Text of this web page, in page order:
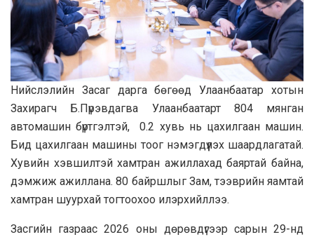
Нийслэлийн Засаг дарга бөгөөд Улаанбаатар хотын
Захирагч Б.Пүрэвдагва Улаанбаатарт 804 мянган
автомашин бүртгэлтэй, 0.2 хувь нь цахилгаан машин.
Бид цахилгаан машины тоог нэмэгдүүлэх шаардлагатай.
Хувийн хэвшилтэй хамтран ажиллахад баяртай байна,
дэмжиж ажиллана. 80 байршлыг Зам, тээврийн яамтай
хамтран шуурхай тогтоохоо илэрхийллээ.
Засгийн газраас 2026 оны дөрөвдүгээр сарын 29-нд